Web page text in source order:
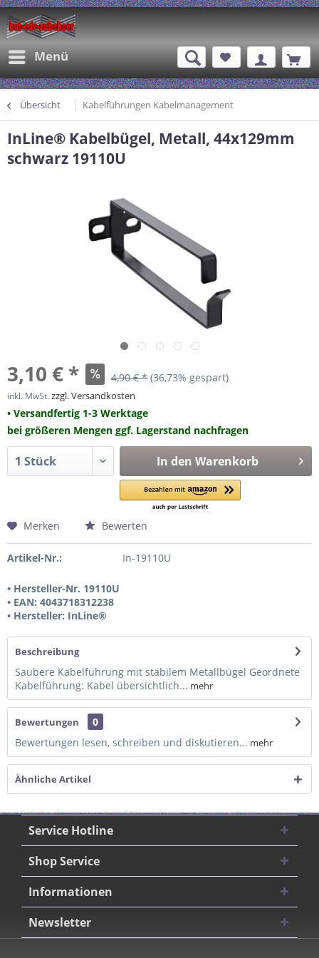
Menü
Übersicht Kabelführungen Kabelmanagement
InLine® Kabelbügel, Metall, 44x129mm
schwarz 19110U
3,10 € * 4,90 € * (36,73% gespart)
inkl. MwSt.zzgl. Versandkosten
• Versandfertig 1-3 Werktage
bei größeren Mengen ggf. Lagerstand nachfragen
In den Warenkorb
Merken Bewerten
Artikel-Nr.: In-19110U
• Hersteller-Nr. 19110U
• EAN: 4043718312238
• Hersteller: InLine®
Beschreibung
Saubere Kabelführung mit stabilem Metallbügel Geordnete
Kabelführung: Kabel übersichtlich... mehr
Bewertungen
0
Bewertungen lesen, schreiben und diskutieren... mehr
Ähnliche Artikel
Service Hotline
Shop Service
Informationen
Newsletter